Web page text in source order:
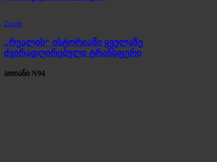
Zoom
„რეალის“ ისტორიაში ყველაზე
ძვირადღირებული ტრანსფერი
ათიანი N94